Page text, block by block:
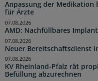
Anpassung der Medikation
für Ärzte
AMD: Nachfüllbares
07.08.2026
Neuer Bereitschaftsdienst
07.08.2026
KV Rheinland-Pfalz rät
Befüllung abzurechnen
07.08.2026